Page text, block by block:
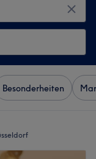
Besonderheiten